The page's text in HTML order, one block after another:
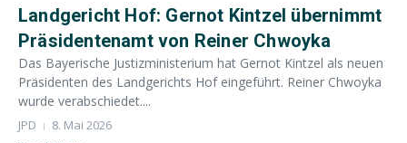
Landgericht Hof: Gernot Kintzel übernimmt
Präsidentenamt von Reiner Chwoyka
Das Bayerische Justizministerium hat Gernot Kintzel als neuen
Präsidenten des Landgerichts Hof eingeführt. Reiner Chwoyka
wurde verabschiedet....
JPD 8. Mai 2026